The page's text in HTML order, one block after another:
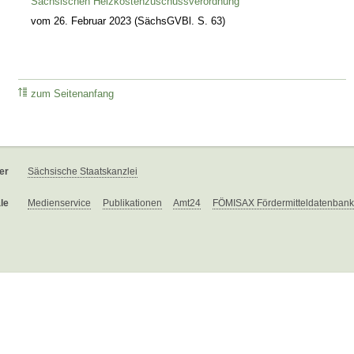
vom 26. Februar 2023 (SächsGVBl. S. 63)
zum Seitenanfang
Sächsische Staatskanzlei
Medienservice Publikationen Amt24 FÖMISAX Fördermitteldatenbank